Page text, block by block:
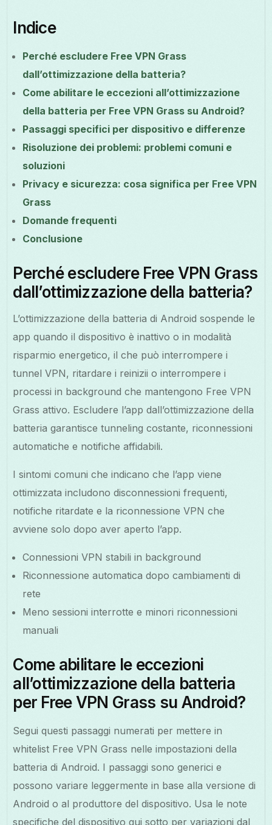
Indice
Perché escludere Free VPN Grass
dall’ottimizzazione della batteria?
Come abilitare le eccezioni all’ottimizzazione
della batteria per Free VPN Grass su Android?
Passaggi specifici per dispositivo e differenze
Risoluzione dei problemi: problemi comuni e
soluzioni
Privacy e sicurezza: cosa significa per Free VPN
Grass
Domande frequenti
Conclusione
Perché escludere Free VPN Grass
dall’ottimizzazione della batteria?
L’ottimizzazione della batteria di Android sospende le
app quando il dispositivo è inattivo o in modalità
risparmio energetico, il che può interrompere i
tunnel VPN, ritardare i reinizii o interrompere i
processi in background che mantengono Free VPN
Grass attivo. Escludere l’app dall’ottimizzazione della
batteria garantisce tunneling costante, riconnessioni
automatiche e notifiche affidabili.
I sintomi comuni che indicano che l’app viene
ottimizzata includono disconnessioni frequenti,
notifiche ritardate e la riconnessione VPN che
avviene solo dopo aver aperto l’app.
Connessioni VPN stabili in background
Riconnessione automatica dopo cambiamenti di
rete
Meno sessioni interrotte e minori riconnessioni
manuali
Come abilitare le eccezioni
all’ottimizzazione della batteria
per Free VPN Grass su Android?
Segui questi passaggi numerati per mettere in
whitelist Free VPN Grass nelle impostazioni della
batteria di Android. I passaggi sono generici e
possono variare leggermente in base alla versione di
Android o al produttore del dispositivo. Usa le note
specifiche del dispositivo qui sotto per variazioni dal